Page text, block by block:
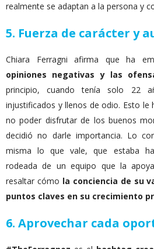
realmente se adaptan a la persona y
5. Fuerza de carácter y
Chiara Ferragni afirma que ha
opiniones negativas y las
principio, cuando tenía solo 22
injustificados y llenos de odio. Esto le
no poder disfrutar de los buenos
decidió no darle importancia. Lo
misma lo que vale, que estaba
rodeada de un equipo que la
resaltar cómo la conciencia de su
puntos claves en su crecimiento
6. Aprovechar cada